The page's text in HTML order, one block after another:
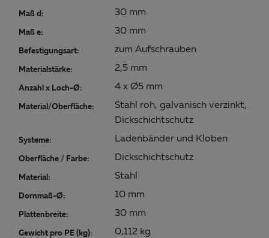
Maß d: 30 mm
Maß e: 30 mm
Befestigungsart: zum Aufschrauben
Materialstärke: 2,5 mm
Anzahl x Loch-Ø: 4 x Ø5 mm
Material/Oberfläche:
Stahl roh, galvanisch verzinkt,
Dickschichtschutz
Systeme: Ladenbänder und Kloben
Oberfläche / Farbe: Dickschichtschutz
Material: Stahl
Dornmaß-Ø: 10 mm
Plattenbreite: 30 mm
Gewicht pro PE (kg): 0,112 kg